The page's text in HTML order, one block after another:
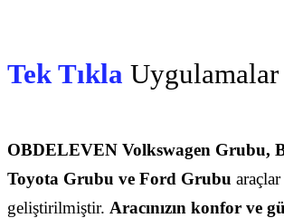
Tek Tıkla Uygulamalar
OBDELEVEN Volkswagen Grubu,
Toyota Grubu ve Ford Grubu
geliştirilmiştir. Aracınızın konfor ve